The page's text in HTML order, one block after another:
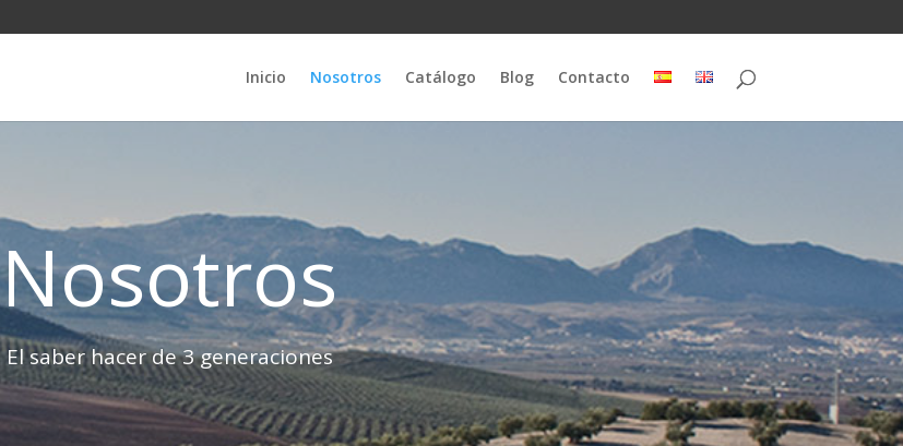
Inicio Nosotros Catálogo Blog Contacto
Nosotros
El saber hacer de 3 generaciones